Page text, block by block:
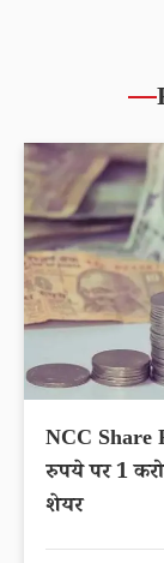
NCC Share Price | इस
रुपये पर 1
शेयर